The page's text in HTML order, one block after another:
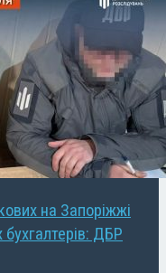
на Запоріжжі
ДБР